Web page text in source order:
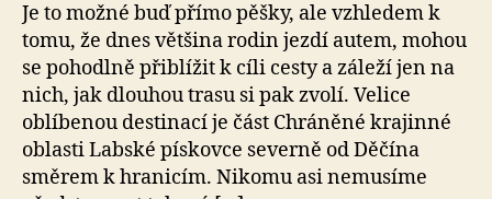
Je to možné buď přímo pěšky, ale vzhledem k
tomu, že dnes většina rodin jezdí autem, mohou
se pohodlně přiblížit k cíli cesty a záleží jen na
nich, jak dlouhou trasu si pak zvolí. Velice
oblíbenou destinací je část Chráněné krajinné
oblasti Labské pískovce severně od Děčína
směrem k hranicím. Nikomu asi nemusíme